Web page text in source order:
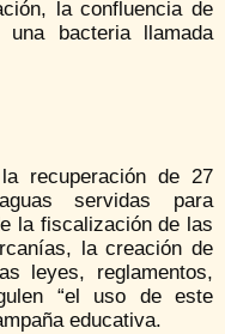
la confluencia de
bacteria llamada
recuperación de 27
servidas para
la fiscalización de las
la creación de
leyes, reglamentos,
“el uso de este
educativa.